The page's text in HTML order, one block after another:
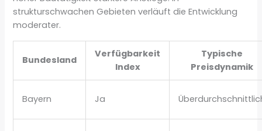
strukturschwachen Gebieten verläuft die Entwicklung
moderater.
Bundesland
Verfügbarkeit
Index
Typische
Preisdynamik
Bayern Ja